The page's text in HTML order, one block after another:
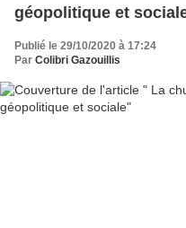
géopolitique et
Publié le 29/10/2020 à 17:24
Par Colibri Gazouillis